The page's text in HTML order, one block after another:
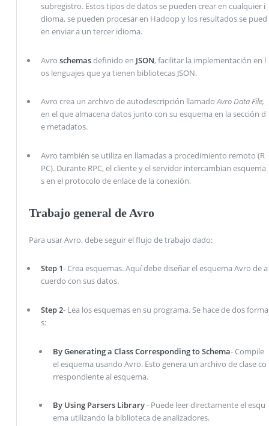
subregistro. Estos tipos de datos se pueden crear en cualquier i
dioma, se pueden procesar en Hadoop y los resultados se pued
en enviar a un tercer idioma.
Avro schemasdefinido en JSON, facilitar la implementación en l
os lenguajes que ya tienen bibliotecas JSON.
Avro crea un archivo de autodescripción llamadoAvro Data File,
en el que almacena datos junto con su esquema en la sección d
e metadatos.
Avro también se utiliza en llamadas a procedimiento remoto (R
PC). Durante RPC, el cliente y el servidor intercambian esquema
s en el protocolo de enlace de la conexión.
Trabajo general de Avro
Para usar Avro, debe seguir el flujo de trabajo dado:
Step 1- Crea esquemas. Aquí debe diseñar el esquema Avro de a
cuerdo con sus datos.
Step 2- Lea los esquemas en su programa. Se hace de dos forma
s:
By Generating a Class Corresponding to Schema- Compile
el esquema usando Avro. Esto genera un archivo de clase co
rrespondiente al esquema.
By Using Parsers Library- Puede leer directamente el esqu
ema utilizando la biblioteca de analizadores.